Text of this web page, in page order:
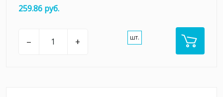
259.86 руб.
– + шт.